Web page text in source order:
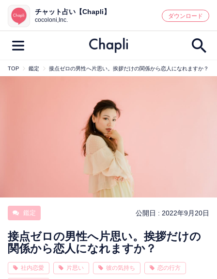
鑑定記事・占い師検索
最新記事一覧
占い師
時期
今週の運勢 彼氏 片思い 結婚
相性
チャット占い【Chapli】
cocoloni,Inc.
ダウンロード
TOP 鑑定 接点ゼロの男性へ片思い。挨拶だけの関係から恋人になれますか？
鑑定 公開日 : 2022年9月20日
接点ゼロの男性へ片思い。挨拶だけの
関係から恋人になれますか？
社内恋愛 片思い 彼の気持ち 恋の行方